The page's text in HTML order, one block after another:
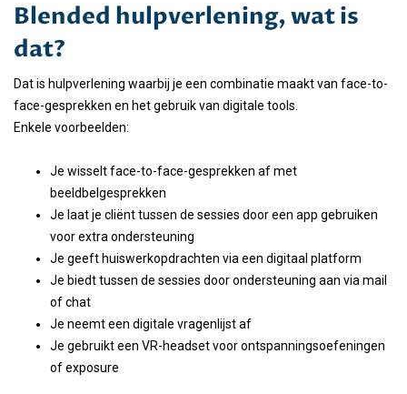
Blended hulpverlening, wat is
dat?
Dat is hulpverlening waarbij je een combinatie maakt van face-to-
face-gesprekken en het gebruik van digitale tools.
Enkele voorbeelden:
Je wisselt face-to-face-gesprekken af met
beeldbelgesprekken
Je laat je cliënt tussen de sessies door een app gebruiken
voor extra ondersteuning
Je geeft huiswerkopdrachten via een digitaal platform
Je biedt tussen de sessies door ondersteuning aan via mail
of chat
Je neemt een digitale vragenlijst af
Je gebruikt een VR-headset voor ontspanningsoefeningen
of exposure